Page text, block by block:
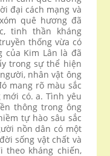
đại cách mạng và
quê hương đã
tinh thần kháng
thống vừa có
của Kim Lân là đã
trong sự thể hiện
nhân vật ông
mang rõ màu sắc
có. a. Tình yêu
thông trong ông
tự hào sâu sắc
nồn dân có một
sống vật chất và
theo kháng chiến,